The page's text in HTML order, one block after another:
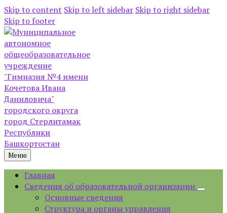
Skip to content Skip to left sidebar Skip to right sidebar
Skip to footer
Меню
Главная
Сведения об образовательной организации
Основные сведения
Структура и органы управления